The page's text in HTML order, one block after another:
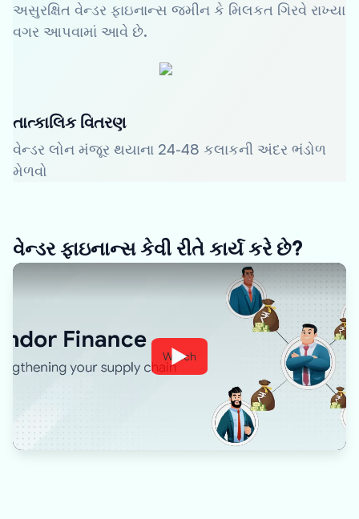
અસુરક્ષિત વેન્ડર ફાઇનાન્સ જમીન કે મિલકત ગિરવે રાખ્યા
વગર આપવામાં આવે છે.
તાત્કાલિક વિતરણ
વેન્ડર લોન મંજૂર થયાના 24-48 કલાકની અંદર ભંડોળ
મેળવો
વેન્ડર ફાઇનાન્સ કેવી રીતે કાર્ય કરે છે?
Watch